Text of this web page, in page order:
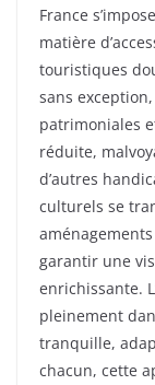
France
matière
touristiques
sans
patrimoniales
réduite,
d’autres
culturels se
garantir une
enrichissante.
pleinement
tranquille,
chacun, cette